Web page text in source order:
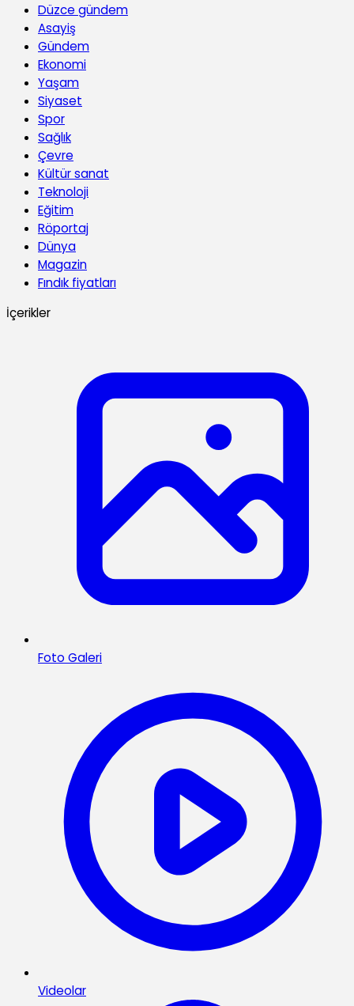
Düzce gündem
Asayiş
Gündem
Ekonomi
Yaşam
Siyaset
Spor
Sağlık
Çevre
Kültür sanat
Teknoloji
Eğitim
Röportaj
Dünya
Magazin
Fındık fiyatları
İçerikler
Foto Galeri
Videolar